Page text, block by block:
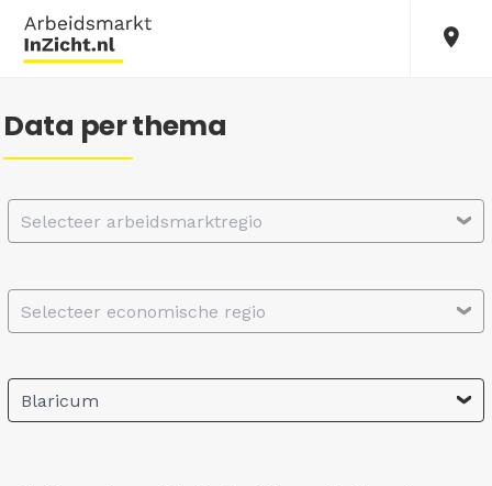
Data per thema
Selecteer arbeidsmarktregio
Selecteer economische regio
Blaricum